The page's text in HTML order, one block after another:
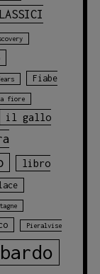
Fiabe
fiore
il gallo
libro
Pieralvise